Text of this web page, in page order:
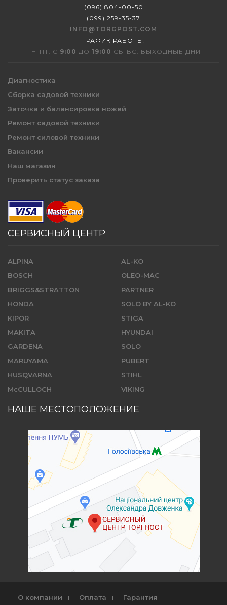
(096) 804-00-50
(099) 259-35-37
INFO@TORGPOST.COM
ГРАФИК РАБОТЫ :
ПН-ПТ: С 9:00 ДО 19:00 СБ-ВС: ВЫХОДНЫЕ ДНИ
Диагностика
Сборка садовой техники
Заточка и балансировка ножей
Ремонт садовой техники
Ремонт силовой техники
Вакансии
Наш магазин
Проверить статус заказа
СЕРВИСНЫЙ ЦЕНТР
ALPINA
BOSCH
BRIGGS&STRATTON
HONDA
KIPOR
MAKITA
GARDENA
MARUYAMA
HUSQVARNA
McCULLOCH
AL-KO
OLEO-MAC
PARTNER
SOLO BY AL-KO
STIGA
HYUNDAI
SOLO
PUBERT
STIHL
VIKING
НАШЕ МЕСТОПОЛОЖЕНИЕ
О компании Оплата
Гарантия